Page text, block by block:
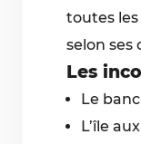
toutes les
selon ses
Les
Le
L’île